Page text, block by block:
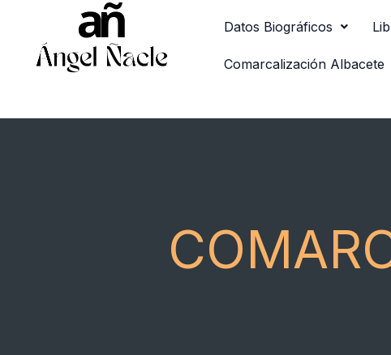
contenido
Datos Biográficos
Comarcalización Albacete